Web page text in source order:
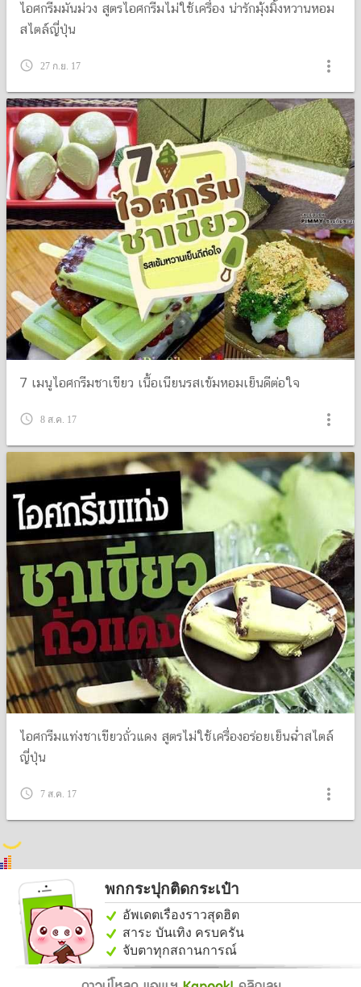
ไอศกรีมมันม่วง สูตรไอศกรีมไม่ใช้เครื่อง น่ารักมุ้งมิ้งหวานหอม
สไตล์ญี่ปุ่น
query_builder 27 ก.ย. 17 more_vert
7 เมนูไอศกรีมชาเขียว เนื้อเนียนรสเข้มหอมเย็นดีต่อใจ
query_builder 8 ส.ค. 17 more_vert
ไอศกรีมแท่งชาเขียวถั่วแดง สูตรไม่ใช้เครื่องอร่อยเย็นฉ่ำสไตล์
ญี่ปุ่น
query_builder 7 ส.ค. 17 more_vert
พกกระปุกติดกระเป๋า
อัพเดตเรื่องราวสุดฮิต
สาระ บันเทิง ครบครัน
จับตาทุกสถานการณ์